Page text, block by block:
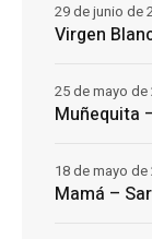
Virgen
29 de junio de
Muñequita
25 de mayo de
Mamá –
18 de mayo de